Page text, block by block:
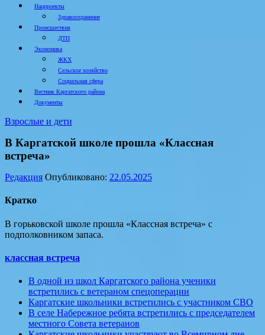
Нацпроекты
Здравоохранение
Происшествия
ДТП
Экономика
ЖКХ
Сельское хозяйство
Социальная сфера
Вестник Каргатского района
Документы
Взрослые и дети
В Каргатской школе прошла «Классная
встреча»
Редакция Опубликовано: 22.05.2025
Кратко
В горьковской школе прошла «Классная встреча» с
подполковником запаса.
классная встреча
В одной из школ Каргатского района ученики
встретились с ветераном спецоперации
Каргатские школьники встретились с участником СВО
В селе Набережное ребята встретились с председателем
местного Совета ветеранов